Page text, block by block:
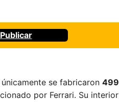
Publicar
se fabricaron 499
por Ferrari. Su interior